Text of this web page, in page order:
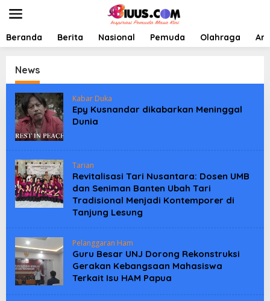
t
Beranda Berita Nasional Pemuda Olahraga
News
Kabar Duka
Epy Kusnandar dikabarkan Meninggal
Dunia
Tarian
Revitalisasi Tari Nusantara: Dosen UMB
dan Seniman Banten Ubah Tari
Tradisional Menjadi Kontemporer di
Tanjung Lesung
Pelanggaran Ham
Guru Besar UNJ Dorong Rekonstruksi
Gerakan Kebangsaan Mahasiswa
Terkait Isu HAM Papua